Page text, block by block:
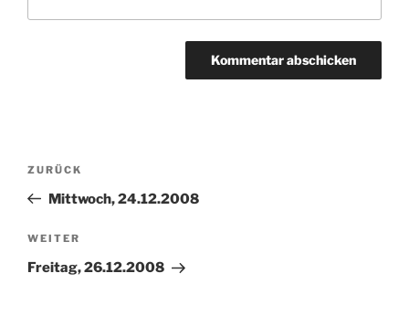
Beitragsnavigation
Vorheriger
Beitrag
ZURÜCK
Mittwoch, 24.12.2008
Nächster
Beitrag
WEITER
Freitag, 26.12.2008